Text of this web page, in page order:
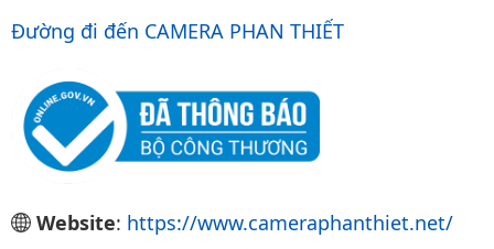
Đường đi đến CAMERA PHAN THIẾT
Website: https://www.cameraphanthiet.net/